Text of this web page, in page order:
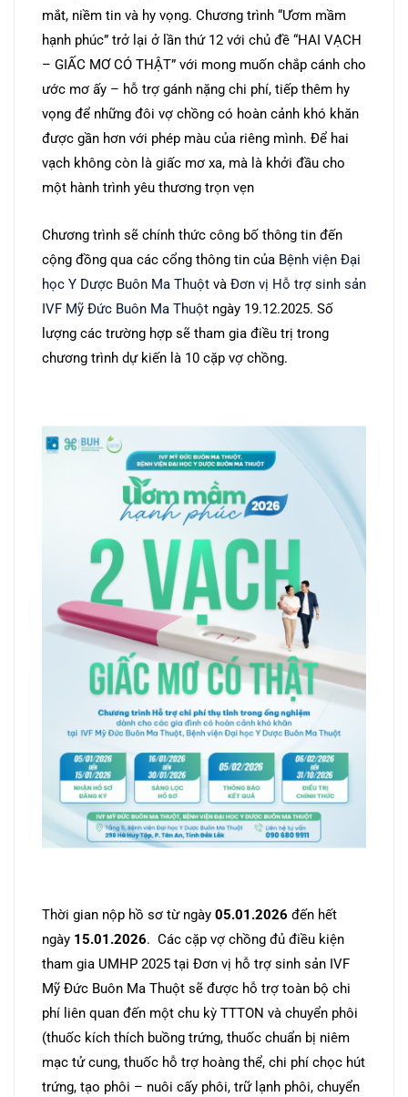
mắt, niềm tin và hy vọng. Chương trình “Ươm mầm
hạnh phúc” trở lại ở lần thứ 12 với chủ đề “HAI VẠCH
– GIẤC MƠ CÓ THẬT” với mong muốn chắp cánh cho
ước mơ ấy – hỗ trợ gánh nặng chi phí, tiếp thêm hy
vọng để những đôi vợ chồng có hoàn cảnh khó khăn
được gần hơn với phép màu của riêng mình. Để hai
vạch không còn là giấc mơ xa, mà là khởi đầu cho
một hành trình yêu thương trọn vẹn
Chương trình sẽ chính thức công bố thông tin đến
cộng đồng qua các cổng thông tin của Bệnh viện Đại
học Y Dược Buôn Ma Thuột và Đơn vị Hỗ trợ sinh sản
IVF Mỹ Đức Buôn Ma Thuột ngày 19.12.2025. Số
lượng các trường hợp sẽ tham gia điều trị trong
chương trình dự kiến là 10 cặp vợ chồng.
Thời gian nộp hồ sơ từ ngày 05.01.2026 đến hết
ngày 15.01.2026. Các cặp vợ chồng đủ điều kiện
tham gia UMHP 2025 tại Đơn vị hỗ trợ sinh sản IVF
Mỹ Đức Buôn Ma Thuột sẽ được hỗ trợ toàn bộ chi
phí liên quan đến một chu kỳ TTTON và chuyển phôi
(thuốc kích thích buồng trứng, thuốc chuẩn bị niêm
mạc tử cung, thuốc hỗ trợ hoàng thể, chi phí chọc hút
trứng, tạo phôi – nuôi cấy phôi, trữ lạnh phôi, chuyển